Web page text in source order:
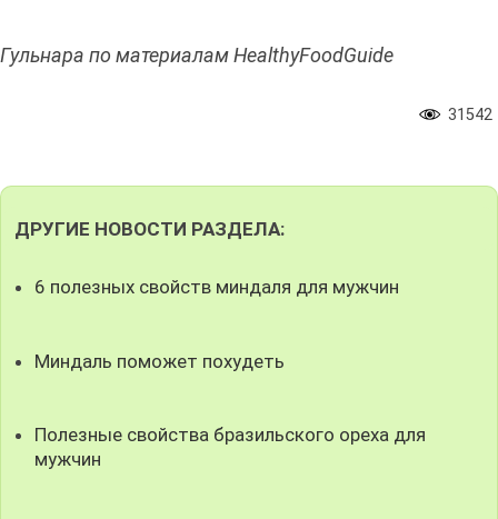
Гульнара по материалам HealthyFoodGuide
31542
ДРУГИЕ НОВОСТИ РАЗДЕЛА:
6 полезных свойств миндаля для мужчин
Миндаль поможет похудеть
Полезные свойства бразильского ореха для
мужчин